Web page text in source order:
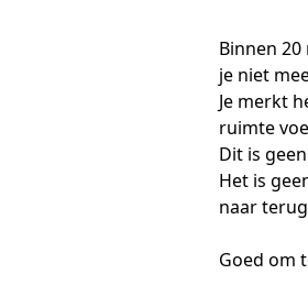
Binnen
je niet
Je merkt
ruimte
Dit is
Het is
naar
Goed om